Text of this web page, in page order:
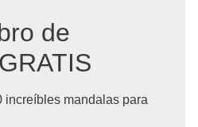
de
increíbles mandalas para